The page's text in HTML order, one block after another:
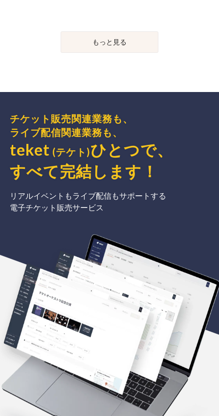
もっと見る
チケット販売関連業務も、
ライブ配信関連業務も、
teket (テケト)ひとつで、
すべて完結 します ！
リアルイベントもライブ配信もサポートする
電子チケット販売サービス